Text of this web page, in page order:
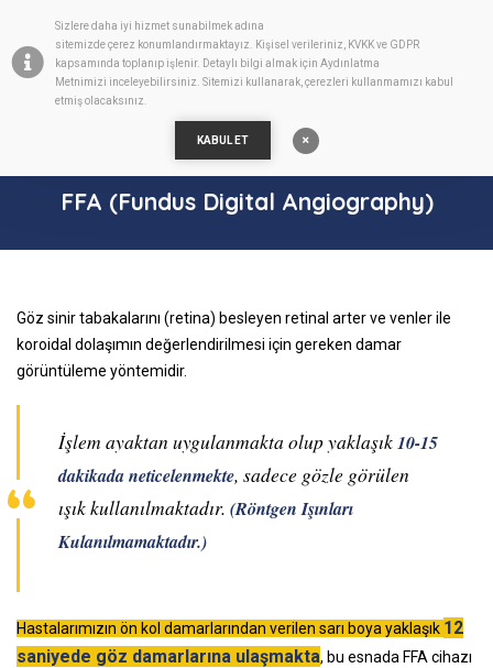
Sizlere daha iyi hizmet sunabilmek adına
sitemizdeçerez konumlandırmaktayız. Kişisel verileriniz, KVKK ve GDPR
kapsamında toplanıp işlenir. Detaylı bilgi almak için Aydınlatma
Metnimizi inceleyebilirsiniz. Sitemizi kullanarak, çerezleri kullanmamızı kabul
etmiş olacaksınız.
KABUL ET
FFA (Fundus Digital Angiography)
Göz sinir tabakalarını (retina) besleyen retinal arter ve venler ile
koroidal dolaşımın değerlendirilmesi için gereken damar
görüntüleme yöntemidir.
İşlem ayaktan uygulanmakta olup yaklaşık10-15
dakikada neticelenmekte, sadece gözle görülen
ışık kullanılmaktadır. (Röntgen Işınları
Kulanılmamaktadır.)
Hastalarımızın ön kol damarlarından verilen sarı boya yaklaşık 12
saniyede göz damarlarına ulaşmakta, bu esnada FFA cihazı